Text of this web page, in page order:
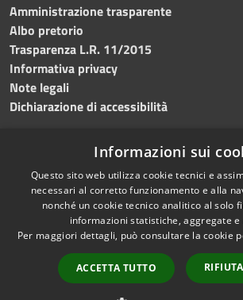
Amministrazione trasparente
Albo pretorio
Trasparenza L.R. 11/2015
Informativa privacy
Note legali
Dichiarazione di accessibilità
RSS
Accessibilità
Cookie
Mappa del sito
Contatti
Copyright
Informazioni sui
Questo sito web utilizza cookie tecnici e
necessari al corretto funzionamento e alla
nonché un cookie tecnico analitico al solo
informazioni statistiche, aggregate e
Per maggiori dettagli, può consultare la cookie
ACCETTA TUTTO